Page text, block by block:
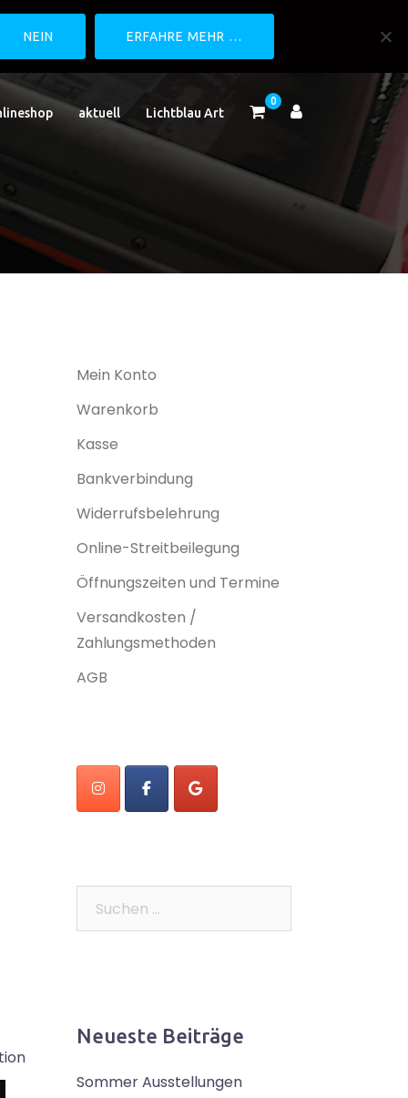
aktuell Lichtblau Art
0
Mein Konto
Warenkorb
Kasse
Bankverbindung
Widerrufsbelehrung
Online-Streitbeilegung
Öffnungszeiten und Termine
Versandkosten /
Zahlungsmethoden
AGB
Neueste Beiträge
Sommer Ausstellungen
NEIN ERFAHRE MEHR …